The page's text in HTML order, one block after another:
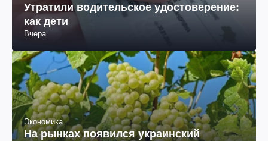
Утратили водительское удостоверение:
как дети
Вчера
Экономика
На рынках появился украинский